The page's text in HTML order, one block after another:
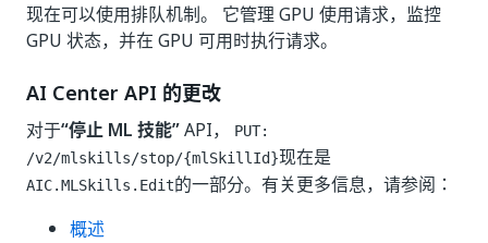
现在可以使用排队机制。 它管理 GPU 使用请求，监控
GPU 状态，并在 GPU 可用时执行请求。
AI Center API 的更改
对于“停止 ML 技能”API，
PUT:
/v2/mlskills/stop/{mlSkillId}现在是
AIC.MLSkills.Edit的一部分。有关更多信息，请参阅：
概述